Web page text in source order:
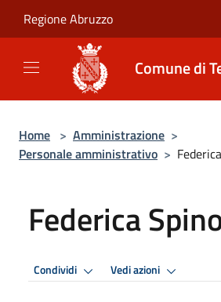
Regione Abruzzo
Comune di
Home > Amministrazione >
Personale amministrativo >
Federica
Condividi Vedi azioni